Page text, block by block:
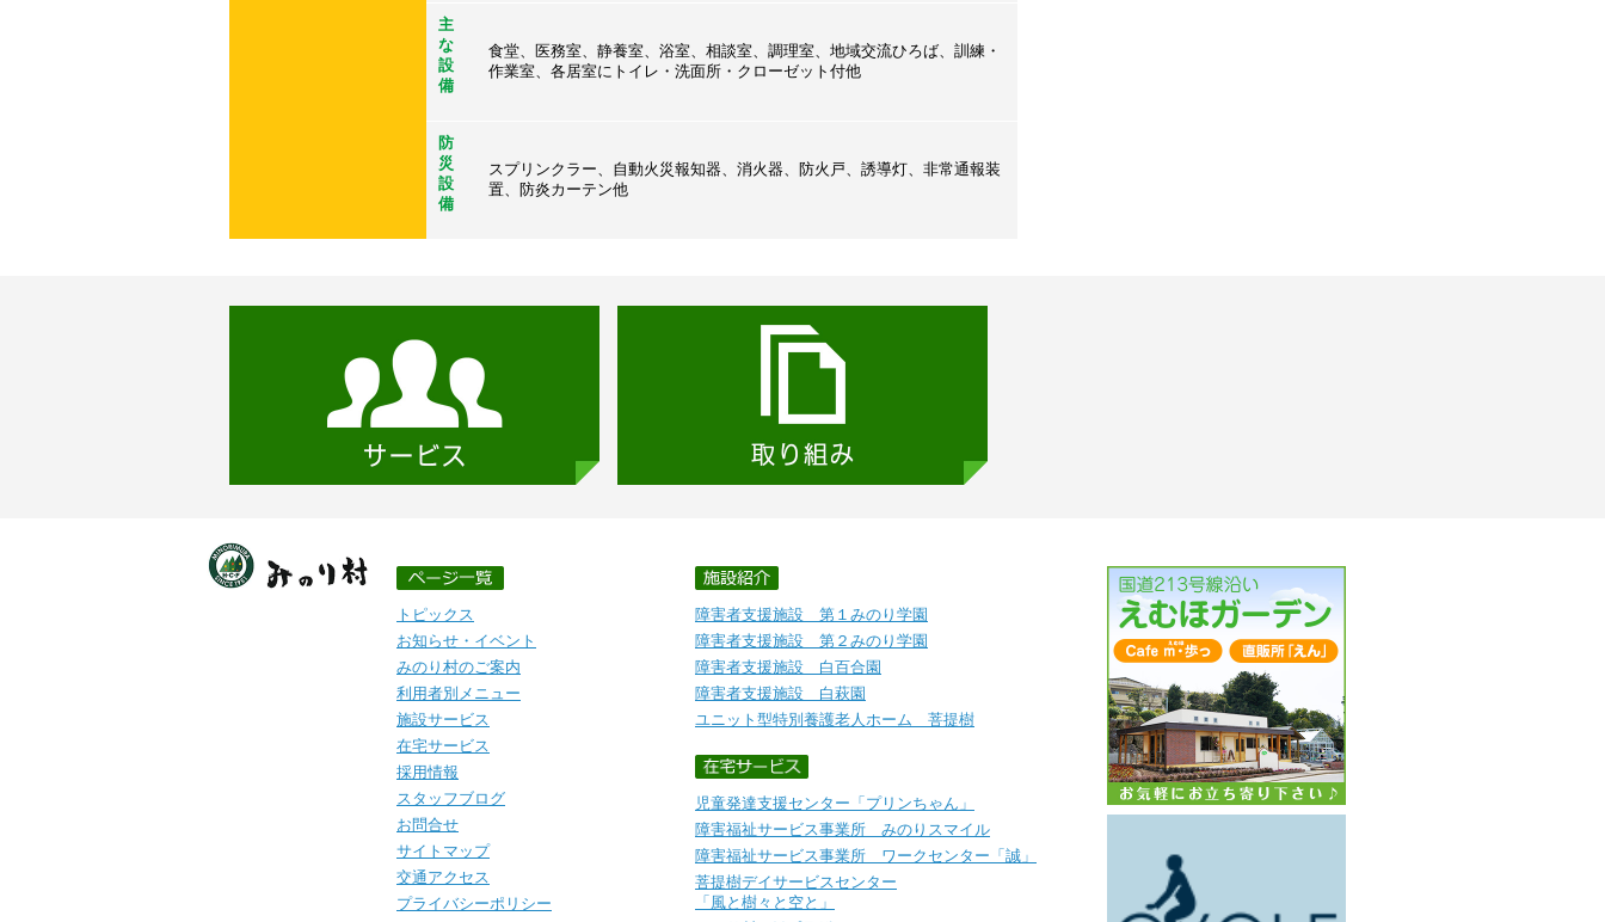
主
な
設
備
食堂、医務室、静養室、浴室、相談室、調理室、地域交流ひろば、訓練・
作業室、各居室にトイレ・洗面所・クローゼット付他
防
災
設
備
スプリンクラー、自動火災報知器、消火器、防火戸、誘導灯、非常通報装
置、防炎カーテン他
トピックス
お知らせ・イベント
みのり村のご案内
利用者別メニュー
施設サービス
在宅サービス
採用情報
スタッフブログ
お問合せ
サイトマップ
交通アクセス
プライバシーポリシー
障害者支援施設 第１みのり学園
障害者支援施設 第２みのり学園
障害者支援施設 白百合園
障害者支援施設 白萩園
ユニット型特別養護老人ホーム 菩提樹
児童発達支援センター「プリンちゃん」
障害福祉サービス事業所 みのりスマイル
障害福祉サービス事業所 ワークセンター「誠」
菩提樹デイサービスセンター
「風と樹々と空と」